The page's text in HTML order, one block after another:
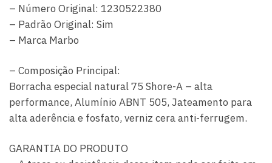
– Número Original: 1230522380
– Padrão Original: Sim
– Marca Marbo
– Composição Principal:
Borracha especial natural 75 Shore-A – alta
performance, Alumínio ABNT 505, Jateamento para
alta aderência e fosfato, verniz cera anti-ferrugem.
GARANTIA DO PRODUTO